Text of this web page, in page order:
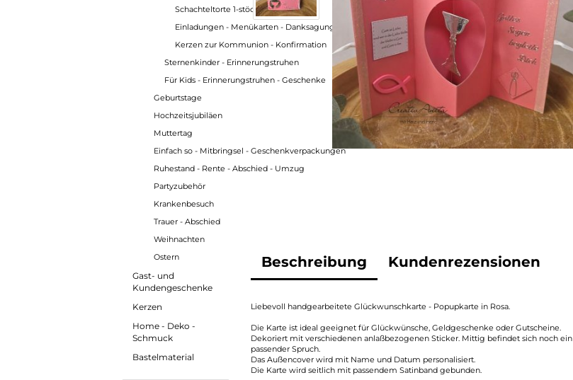
Beschreibung Kundenrezensionen
Liebevoll handgearbeitete Glückwunschkarte - Popupkarte in Rosa.
Die Karte ist ideal geeignet für Glückwünsche, Geldgeschenke oder Gutscheine.
Dekoriert mit verschiedenen anlaßbezogenen Sticker. Mittig befindet sich noch ein
passender Spruch.
Das Außencover wird mit Name und Datum personalisiert.
Die Karte wird seitlich mit passendem Satinband gebunden.
Schachteltorte 1-stöckig
Einladungen - Menükarten - Danksagungen - Tischkarten - Gästebücher
Kerzen zur Kommunion - Konfirmation
Sternenkinder - Erinnerungstruhen
Für Kids - Erinnerungstruhen - Geschenke
Geburtstage
Hochzeitsjubiläen
Muttertag
Einfach so - Mitbringsel - Geschenkverpackungen
Ruhestand - Rente - Abschied - Umzug
Partyzubehör
Krankenbesuch
Trauer - Abschied
Weihnachten
Ostern
Gast- und
Kundengeschenke
Kerzen
Home - Deko -
Schmuck
Bastelmaterial